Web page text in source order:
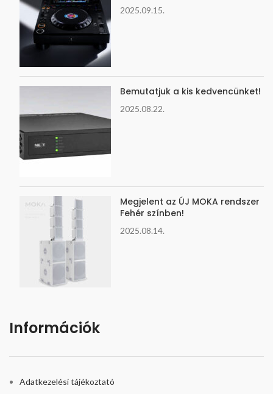
2025.09.15.
Bemutatjuk a kis kedvencünket!
2025.08.22.
Megjelent az ÚJ MOKA rendszer
Fehér színben!
2025.08.14.
Információk
Adatkezelési tájékoztató